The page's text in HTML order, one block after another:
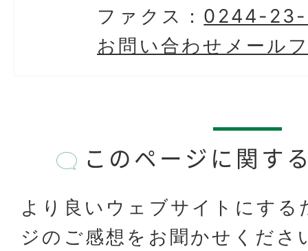
ファクス： 0244-
お問い合わせメール
このページに関す
より良いウェブサイトにする
ジのご感想をお聞かせくださ